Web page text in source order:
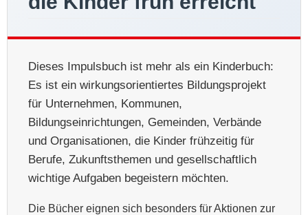
Dieses Impulsbuch ist mehr als ein Kinderbuch:
Es ist ein wirkungsorientiertes Bildungsprojekt
für Unternehmen, Kommunen,
Bildungseinrichtungen, Gemeinden, Verbände
und Organisationen, die Kinder frühzeitig für
Berufe, Zukunftsthemen und gesellschaftlich
wichtige Aufgaben begeistern möchten.
Die Bücher eignen sich besonders für Aktionen zur